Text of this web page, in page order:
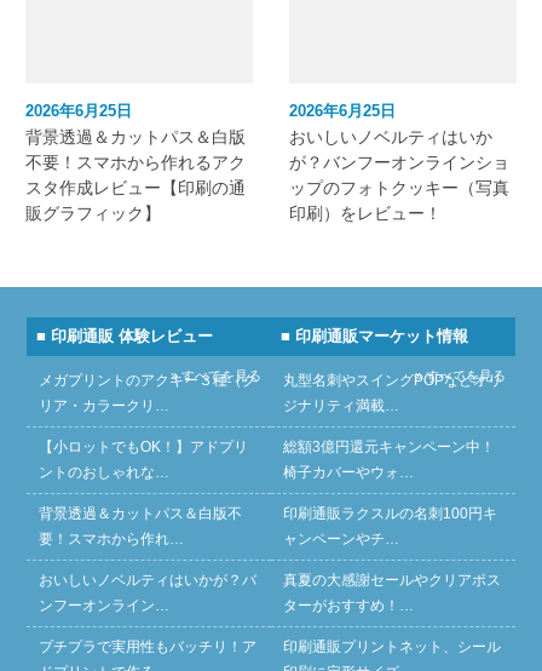
2026年6月25日
背景透過＆カットパス＆白版
不要！スマホから作れるアク
スタ作成レビュー【印刷の通
販グラフィック】
2026年6月25日
おいしいノベルティはいか
が？バンフーオンラインショ
ップのフォトクッキー（写真
印刷）をレビュー！
■ 印刷通販 体験レビュー
» すべてを見る
メガプリントのアクキー３種（ク
リア・カラークリ…
【小ロットでもOK！】アドプリ
ントのおしゃれな…
背景透過＆カットパス＆白版不
要！スマホから作れ…
おいしいノベルティはいかが？バ
ンフーオンライン…
プチプラで実用性もバッチリ！ア
■ 印刷通販マーケット情報
» すべてを見る
丸型名刺やスイングPOPなどオリ
ジナリティ満載…
総額3億円還元キャンペーン中！
椅子カバーやウォ…
印刷通販ラクスルの名刺100円キ
ャンペーンやチ…
真夏の大感謝セールやクリアポス
ターがおすすめ！…
印刷通販プリントネット、シール